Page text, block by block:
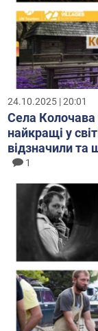
24.10.2025 | 20:01
Села
найкращі у
відзначили та
1